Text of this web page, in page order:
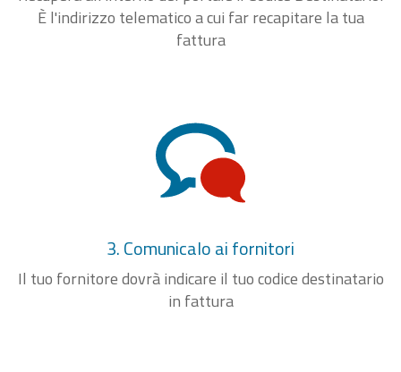
È l'indirizzo telematico a cui far recapitare la tua
fattura
3. Comunicalo ai fornitori
Il tuo fornitore dovrà indicare il tuo codice destinatario
in fattura